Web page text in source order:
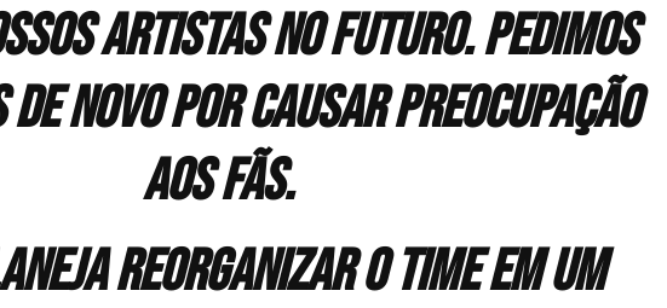
artistas no futuro. Pedimos
novo por causar preocupação
aos fãs.
reorganizar o time em um